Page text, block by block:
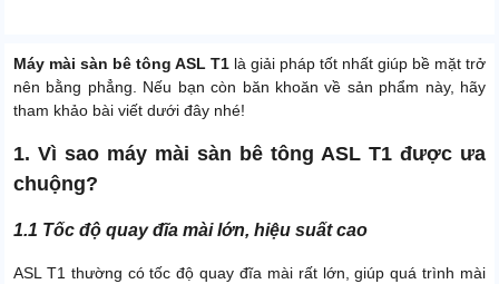
Máy mài sàn bê tông ASL T1 là giải pháp tốt nhất giúp bề mặt trở
nên bằng phẳng. Nếu bạn còn băn khoăn về sản phẩm này, hãy
tham khảo bài viết dưới đây nhé!
1. Vì sao máy mài sàn bê tông ASL T1 được ưa
chuộng?
1.1 Tốc độ quay đĩa mài lớn, hiệu suất cao
ASL T1 thường có tốc độ quay đĩa mài rất lớn, giúp quá trình mài